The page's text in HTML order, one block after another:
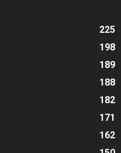
225
198
189
188
182
171
162